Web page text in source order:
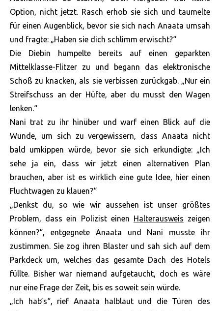
Option, nicht jetzt. Rasch erhob sie sich und taumelte
für einen Augenblick, bevor sie sich nach Anaata umsah
und fragte: „Haben sie dich schlimm erwischt?“
Die Diebin humpelte bereits auf einen geparkten
Mittelklasse-Flitzer zu und begann das elektronische
Schoß zu knacken, als sie verbissen zurückgab. „Nur ein
Streifschuss an der Hüfte, aber du musst den Wagen
lenken.“
Nani trat zu ihr hinüber und warf einen Blick auf die
Wunde, um sich zu vergewissern, dass Anaata nicht
bald umkippen würde, bevor sie sich erkundigte: „Ich
sehe ja ein, dass wir jetzt einen alternativen Plan
brauchen, aber ist es wirklich eine gute Idee, hier einen
Fluchtwagen zu klauen?“
„Denkst du, so wie wir aussehen ist unser größtes
Problem, dass ein Polizist einen
Halterausweis zeigen
können?“, entgegnete Anaata und Nani musste ihr
zustimmen. Sie zog ihren Blaster und sah sich auf dem
Parkdeck um, welches das gesamte Dach des Hotels
füllte. Bisher war niemand aufgetaucht, doch es wäre
nur eine Frage der Zeit, bis es soweit sein würde.
„Ich hab’s“, rief Anaata halblaut und die Türen des